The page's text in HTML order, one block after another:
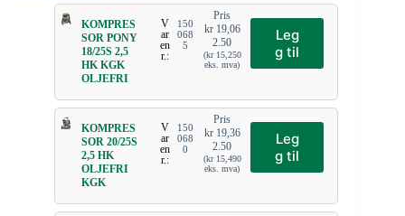
KOMPRES
SOR PONY
18/25S 2,5
HK KGK
OLJEFRI
V
ar
en
r.:
150
068
5
Pris
kr19,06
2.50
(kr15,250
eks. mva)
Leg
g til
KOMPRES
SOR 20/25S
2,5 HK
OLJEFRI
KGK
V
ar
en
r.:
150
068
0
Pris
kr19,36
2.50
(kr15,490
eks. mva)
Leg
g til